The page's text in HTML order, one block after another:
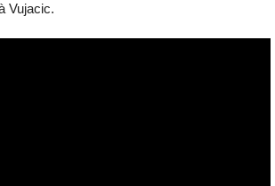
Vujacic.